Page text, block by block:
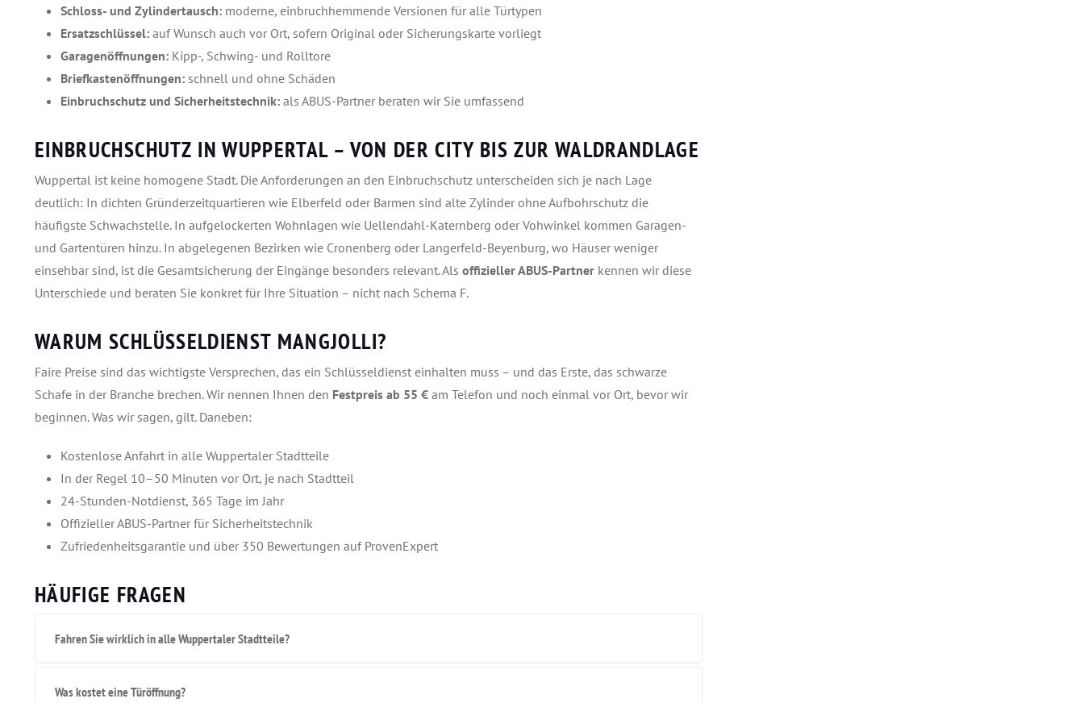
Schloss- und Zylindertausch: moderne, einbruchhemmende Versionen für alle Türtypen
Ersatzschlüssel: auf Wunsch auch vor Ort, sofern Original oder Sicherungskarte vorliegt
Garagenöffnungen: Kipp-, Schwing- und Rolltore
Briefkastenöffnungen: schnell und ohne Schäden
Einbruchschutz und Sicherheitstechnik: als ABUS-Partner beraten wir Sie umfassend
EINBRUCHSCHUTZ IN WUPPERTAL – VON DER CITY BIS ZUR WALDRANDLAGE
Wuppertal ist keine homogene Stadt. Die Anforderungen an den Einbruchschutz unterscheiden sich je nach Lage
deutlich: In dichten Gründerzeitquartieren wie Elberfeld oder Barmen sind alte Zylinder ohne Aufbohrschutz die
häufigste Schwachstelle. In aufgelockerten Wohnlagen wie Uellendahl-Katernberg oder Vohwinkel kommen Garagen-
und Gartentüren hinzu. In abgelegenen Bezirken wie Cronenberg oder Langerfeld-Beyenburg, wo Häuser weniger
einsehbar sind, ist die Gesamtsicherung der Eingänge besonders relevant. Als offizieller ABUS-Partner kennen wir diese
Unterschiede und beraten Sie konkret für Ihre Situation – nicht nach Schema F.
WARUM SCHLÜSSELDIENST MANGJOLLI?
Faire Preise sind das wichtigste Versprechen, das ein Schlüsseldienst einhalten muss – und das Erste, das schwarze
Schafe in der Branche brechen. Wir nennen Ihnen den Festpreis ab 55 € am Telefon und noch einmal vor Ort, bevor wir
beginnen. Was wir sagen, gilt. Daneben:
Kostenlose Anfahrt in alle Wuppertaler Stadtteile
In der Regel 10–50 Minuten vor Ort, je nach Stadtteil
24-Stunden-Notdienst, 365 Tage im Jahr
Offizieller ABUS-Partner für Sicherheitstechnik
Zufriedenheitsgarantie und über 350 Bewertungen auf ProvenExpert
HÄUFIGE FRAGEN
Fahren Sie wirklich in alle Wuppertaler Stadtteile?
Was kostet eine Türöffnung?